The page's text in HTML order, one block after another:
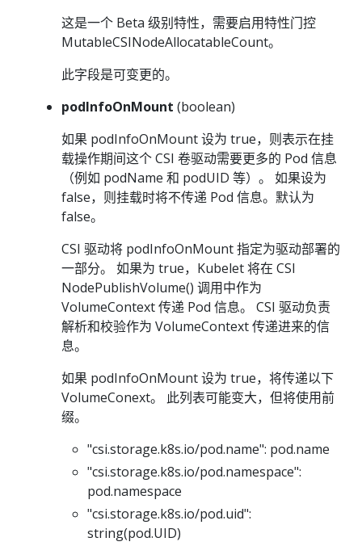
这是一个 Beta 级别特性，需要启用特性门控
MutableCSINodeAllocatableCount。
此字段是可变更的。
podInfoOnMount (boolean)
如果 podInfoOnMount 设为 true，则表示在挂
载操作期间这个 CSI 卷驱动需要更多的 Pod 信息
（例如 podName 和 podUID 等）。 如果设为
false，则挂载时将不传递 Pod 信息。默认为
false。
CSI 驱动将 podInfoOnMount 指定为驱动部署的
一部分。 如果为 true，Kubelet 将在 CSI
NodePublishVolume() 调用中作为
VolumeContext 传递 Pod 信息。 CSI 驱动负责
解析和校验作为 VolumeContext 传递进来的信
息。
如果 podInfoOnMount 设为 true，将传递以下
VolumeConext。 此列表可能变大，但将使用前
缀。
"csi.storage.k8s.io/pod.name": pod.name
"csi.storage.k8s.io/pod.namespace":
pod.namespace
"csi.storage.k8s.io/pod.uid":
string(pod.UID)